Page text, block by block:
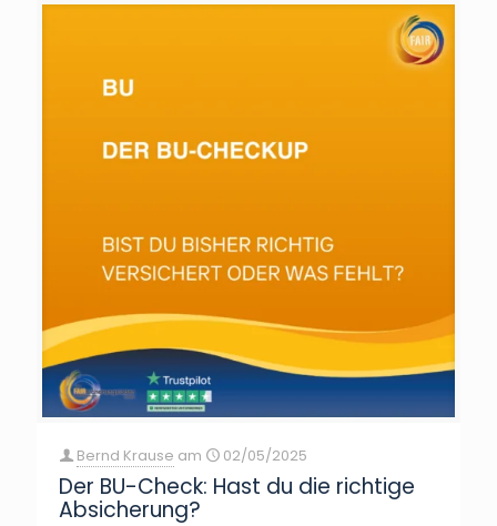
Bernd Krause am 02/05/2025
Der BU-Check: Hast du die richtige
Absicherung?